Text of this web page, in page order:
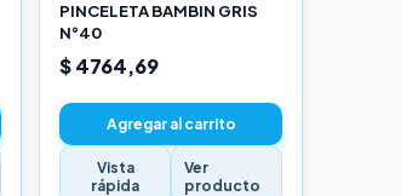
PINCELETA BAMBIN GRIS
N°40
$ 4764,69
Agregar al carrito
Vista
rápida
Ver
producto